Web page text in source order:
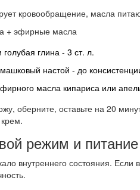
кровообращение, масла
+ эфирные масла
глина - 3 ст. л.
настой - до
масла кипариса или
оберните, оставьте на 20
режим и питание
внутреннего состояния.